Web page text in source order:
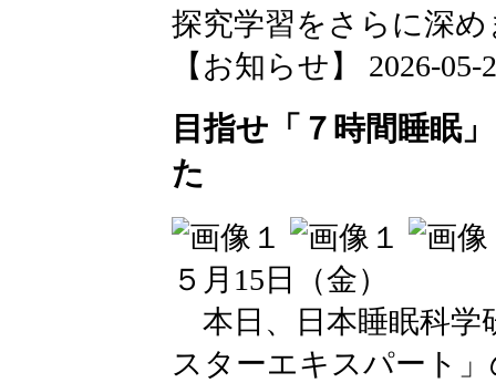
探究学習をさらに深め
【お知らせ】 2026-05-
目指せ「７時間睡眠
た
５月15日（金）
本日、日本睡眠科学
スターエキスパート